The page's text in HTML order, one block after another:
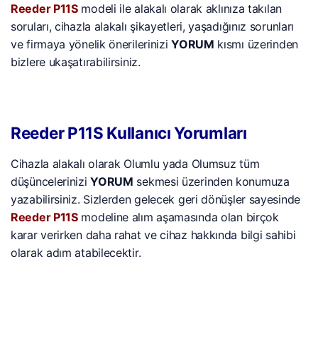
Reeder P11S modeli ile alakalı olarak aklınıza takılan
soruları, cihazla alakalı şikayetleri, yaşadığınız sorunları
ve firmaya yönelik önerileriniziYORUM kısmı üzerinden
bizlere ukaşatırabilirsiniz.
Reeder P11S Kullanıcı Yorumları
Cihazla alakalı olarak Olumlu yada Olumsuz tüm
düşünceleriniziYORUM sekmesi üzerinden konumuza
yazabilirsiniz. Sizlerden gelecek geri dönüşler sayesinde
Reeder P11S modeline alım aşamasında olan birçok
karar verirken daha rahat ve cihaz hakkında bilgi sahibi
olarak adım atabilecektir.